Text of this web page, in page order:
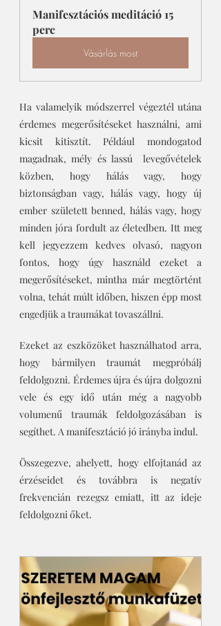
Manifesztációs meditáció 15
perc
Vásárlás most
Ha valamelyik módszerrel végeztél utána
érdemes megerősítéseket használni, ami
kicsit kitisztít. Például mondogatod
magadnak, mély és lassú  levegővételek
közben, hogy hálás vagy, hogy
biztonságban vagy, hálás vagy, hogy új
ember született benned, hálás vagy, hogy
minden jóra fordult az életedben. Itt meg
kell jegyezzem kedves olvasó, nagyon
fontos, hogy úgy használd ezeket a
megerősítéseket, mintha már megtörtént
volna, tehát múlt időben, hiszen épp most
engedjük a traumákat tovaszállni.
Ezeket az eszközöket használhatod arra,
hogy bármilyen traumát megpróbálj
feldolgozni. Érdemes újra és újra dolgozni
vele és egy idő után még a nagyobb
volumenű traumák feldolgozásában is
segíthet. A manifesztáció jó irányba indul.
Összegezve, ahelyett, hogy elfojtanád az
érzéseidet és továbbra is negatív
frekvencián rezegsz emiatt, itt az ideje
feldolgozni őket.